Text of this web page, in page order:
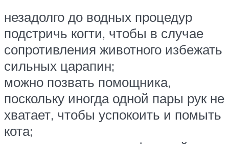
незадолго до водных процедур
подстричь когти, чтобы в случае
сопротивления животного избежать
сильных царапин;
можно позвать помощника,
поскольку иногда одной пары рук не
хватает, чтобы успокоить и помыть
кота;